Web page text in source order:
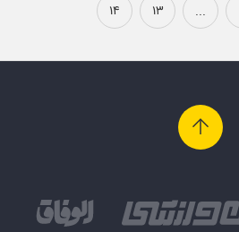
... ۱۳ ۱۴